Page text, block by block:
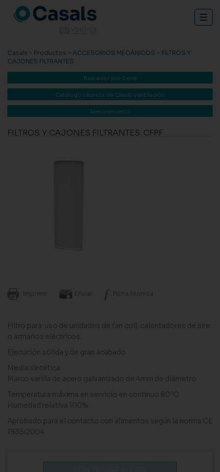
Casals > Productos > ACCESORIOS MECÁNICOS > FILTROS Y
CAJONES FILTRANTES
Buscador por Serie
Catálogo técnico de Casals Ventilación
Asesoramiento
FILTROS Y CAJONES FILTRANTES: CFPF
Imprimir Enviar Ficha técnica
Filtro para uso de unidades de fan coil, calentadores de aire
o armarios eléctricos.
Ejecución sólida y de gran acabado
Media sintética
Marco varilla de acero galvanizado de 4mm de diámetro
Temperatura máxima en servicio en continuo 80ºC
Humedad relativa 100%
Aprobado para el contacto con alimentos según la norma CE
1935/2004